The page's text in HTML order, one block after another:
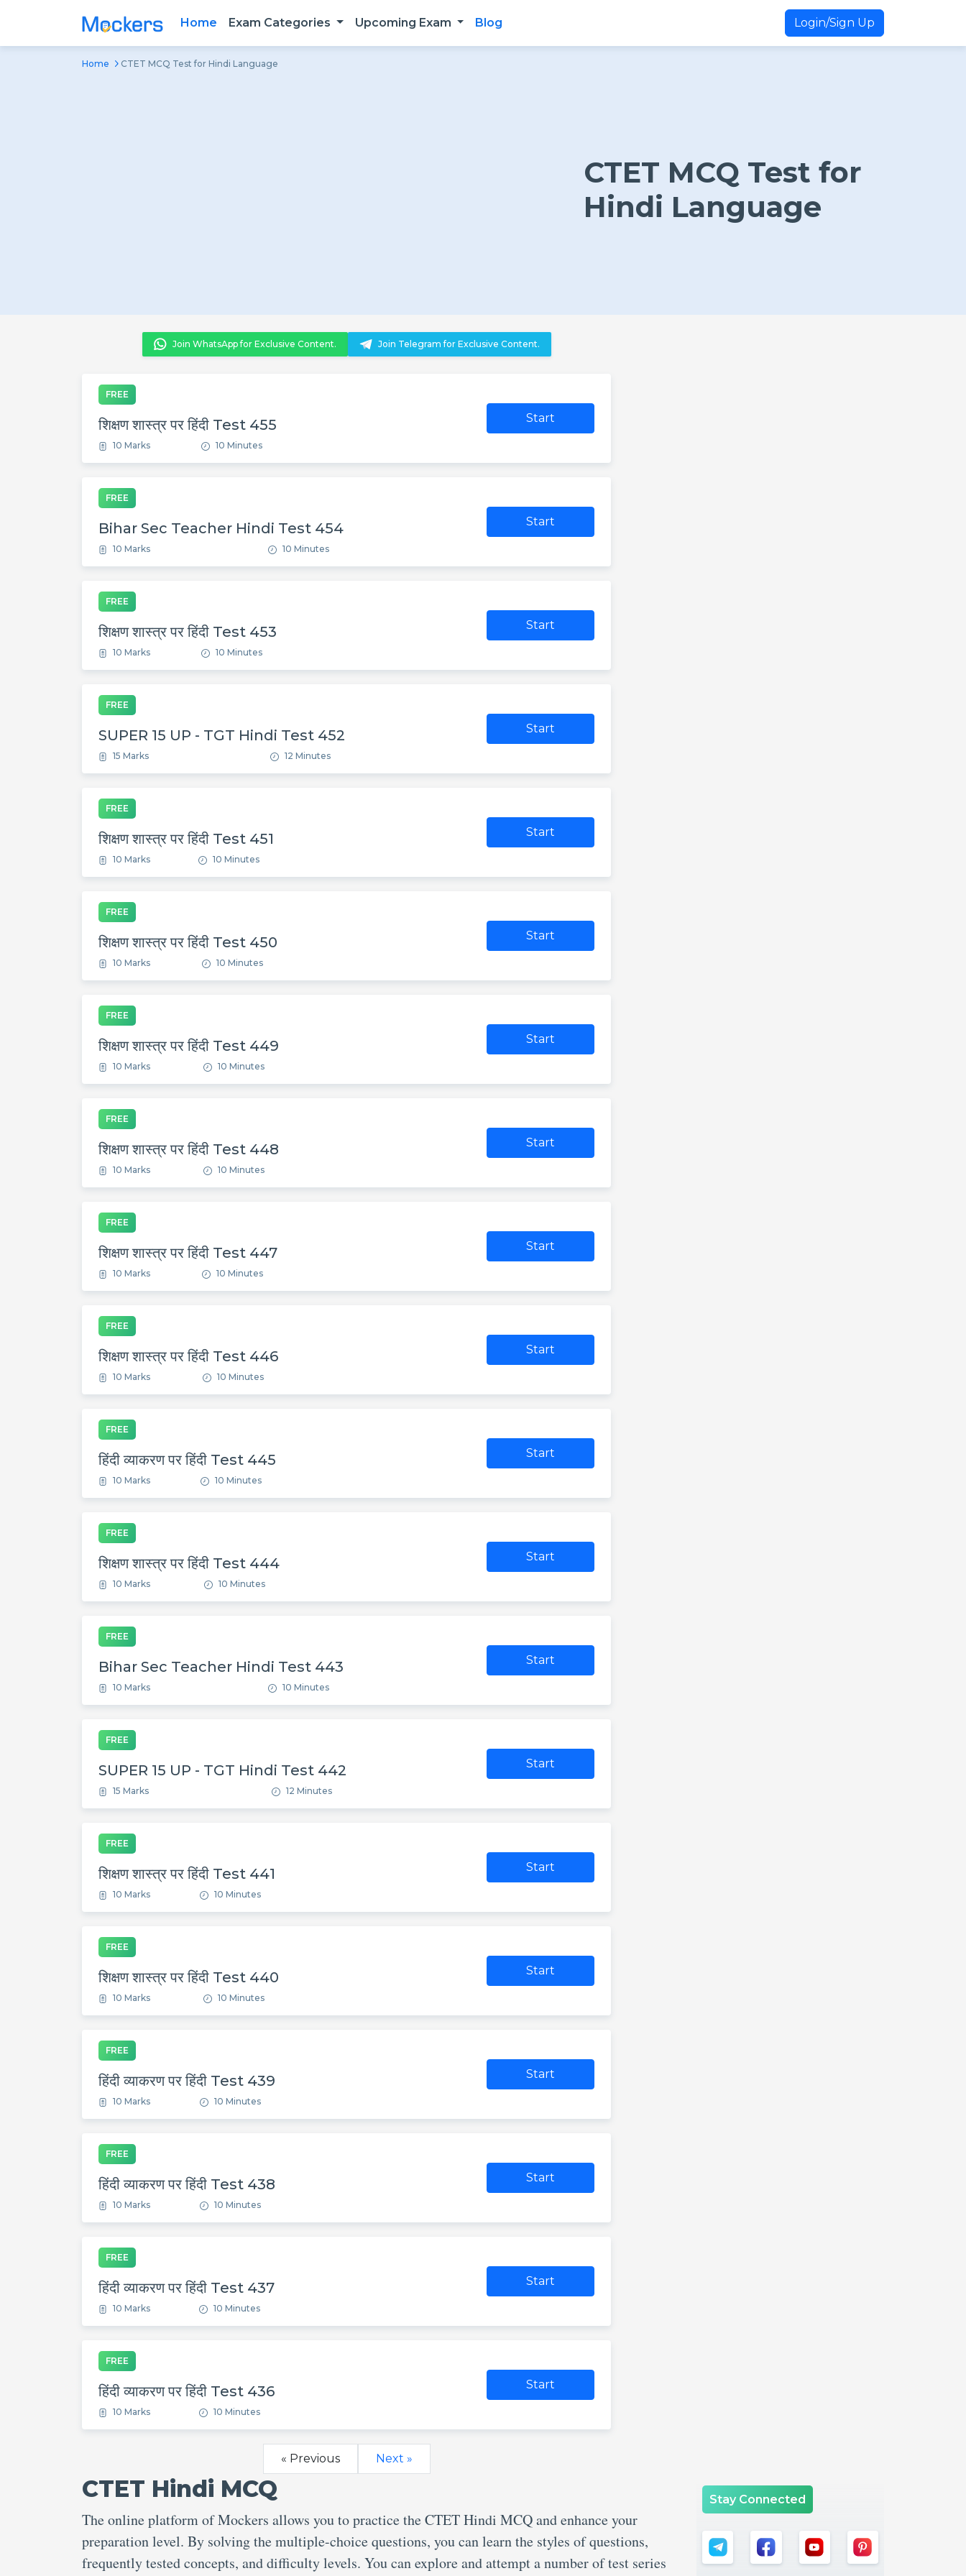
Home Exam Categories Upcoming Exam Blog Login/Sign Up
Home CTET MCQ Test for Hindi Language
CTET MCQ Test for
Hindi Language
Join WhatsApp for Exclusive Content. Join Telegram for Exclusive Content.
FREE
शिक्षण शास्त्र पर हिंदी Test 455
10 Marks 10 Minutes
Start
FREE
Bihar Sec Teacher Hindi Test 454
10 Marks 10 Minutes
Start
FREE
शिक्षण शास्त्र पर हिंदी Test 453
10 Marks 10 Minutes
Start
FREE
SUPER 15 UP - TGT Hindi Test 452
15 Marks 12 Minutes
Start
FREE
शिक्षण शास्त्र पर हिंदी Test 451
10 Marks 10 Minutes
Start
FREE
शिक्षण शास्त्र पर हिंदी Test 450
10 Marks 10 Minutes
Start
FREE
शिक्षण शास्त्र पर हिंदी Test 449
10 Marks 10 Minutes
Start
FREE
शिक्षण शास्त्र पर हिंदी Test 448
10 Marks 10 Minutes
Start
FREE
शिक्षण शास्त्र पर हिंदी Test 447
10 Marks 10 Minutes
Start
FREE
शिक्षण शास्त्र पर हिंदी Test 446
10 Marks 10 Minutes
Start
FREE
हिंदी व्याकरण पर हिंदी Test 445
10 Marks 10 Minutes
Start
FREE
शिक्षण शास्त्र पर हिंदी Test 444
10 Marks 10 Minutes
Start
FREE
Bihar Sec Teacher Hindi Test 443
10 Marks 10 Minutes
Start
FREE
SUPER 15 UP - TGT Hindi Test 442
15 Marks 12 Minutes
Start
FREE
शिक्षण शास्त्र पर हिंदी Test 441
10 Marks 10 Minutes
Start
FREE
शिक्षण शास्त्र पर हिंदी Test 440
10 Marks 10 Minutes
Start
FREE
हिंदी व्याकरण पर हिंदी Test 439
10 Marks 10 Minutes
Start
FREE
हिंदी व्याकरण पर हिंदी Test 438
10 Marks 10 Minutes
Start
FREE
हिंदी व्याकरण पर हिंदी Test 437
10 Marks 10 Minutes
Start
FREE
हिंदी व्याकरण पर हिंदी Test 436
10 Marks 10 Minutes
Start
« Previous Next »
CTET Hindi MCQ
The online platform of Mockers allows you to practice the CTET Hindi MCQ and enhance your
preparation level. By solving the multiple-choice questions, you can learn the styles of questions,
frequently tested concepts, and difficulty levels. You can explore and attempt a number of test series
Stay Connected